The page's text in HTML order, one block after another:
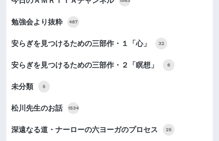
勉強会より抜粋 487
安らぎを見つけるための三部作・１「心」 32
安らぎを見つけるための三部作・２「瞑想」 6
未分類 5
松川先生のお話 1534
深遠なる道・ナーローの六ヨーガのプロセス 25